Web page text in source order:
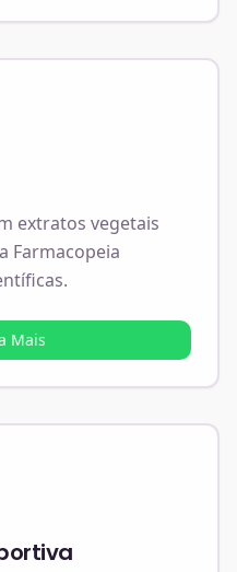
extratos vegetais
Farmacopeia
Mais